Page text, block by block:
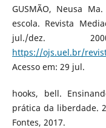
GUSMÃO, Neusa
escola. Revista
jul./dez.
https://ojs.uel.br/
Acesso em: 29 jul.
hooks, bell.
prática da liberdade.
Fontes, 2017.